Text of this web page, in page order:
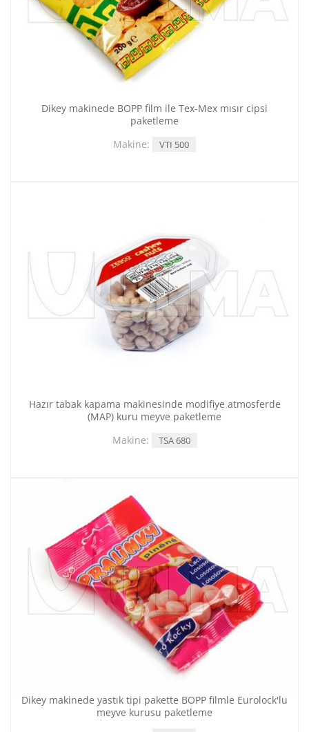
Dikey makinede BOPP film ile Tex-Mex mısır cipsi
paketleme
Makine:
VTI 500
Hazır tabak kapama makinesinde modifiye atmosferde
(MAP) kuru meyve paketleme
Makine:
TSA 680
Dikey makinede yastık tipi pakette BOPP filmle Eurolock'lu
meyve kurusu paketleme